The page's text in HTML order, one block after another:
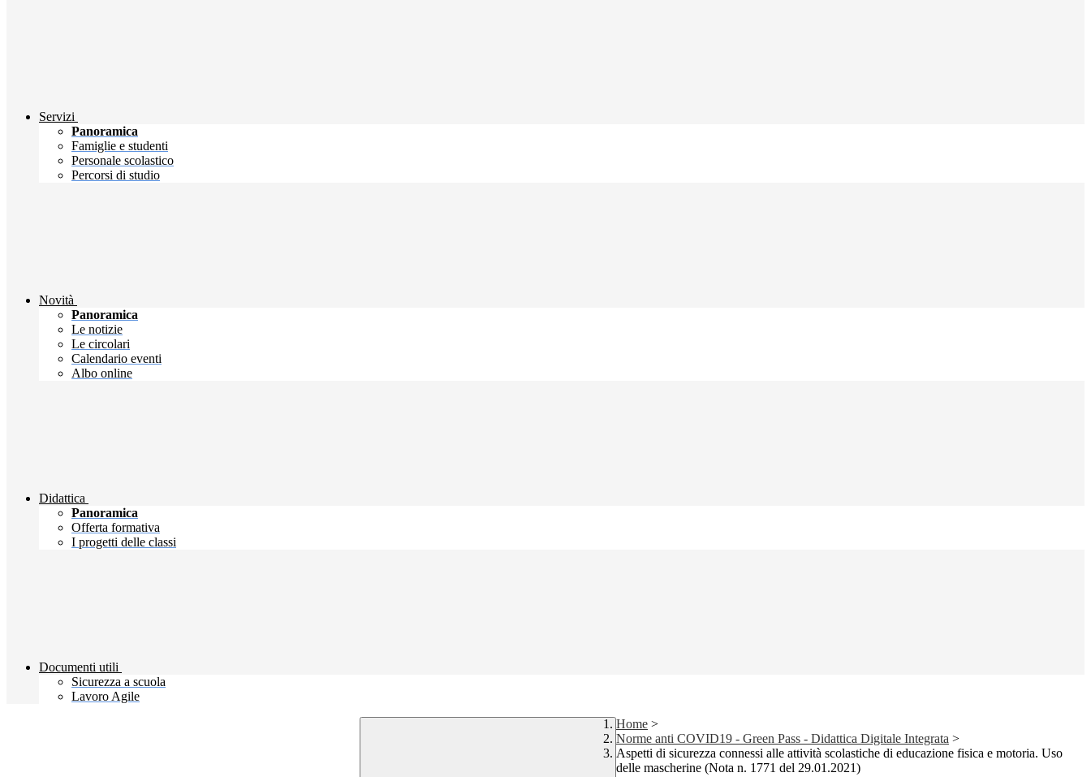
Servizi
Panoramica
Famiglie e studenti
Personale scolastico
Percorsi di studio
Novità
Panoramica
Le notizie
Le circolari
Calendario eventi
Albo online
Didattica
Panoramica
Offerta formativa
I progetti delle classi
Documenti utili
Sicurezza a scuola
Lavoro Agile
Home >
Norme anti COVID19 - Green Pass - Didattica Digitale Integrata >
Aspetti di sicurezza connessi alle attività scolastiche di educazione fisica e motoria. Uso
delle mascherine (Nota n. 1771 del 29.01.2021)